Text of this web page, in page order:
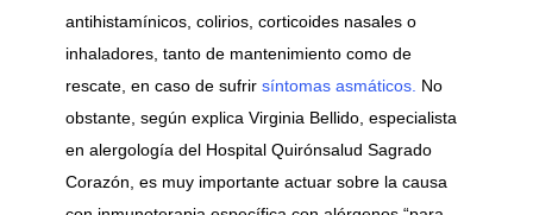
antihistamínicos, colirios, corticoides nasales o
inhaladores, tanto de mantenimiento como de
rescate, en caso de sufrir síntomas asmáticos. No
obstante, según explica Virginia Bellido, especialista
en alergología del Hospital Quirónsalud Sagrado
Corazón, es muy importante actuar sobre la causa